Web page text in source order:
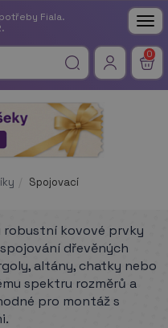
Fiala.
0
Spojovací
robustní kovové prvky
dřevěných
altány, chatky nebo
spektru rozměrů a
pro montáž s